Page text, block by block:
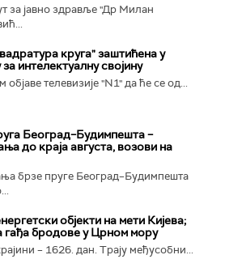
за јавно здравље "Др Милан
круга" заштићена у
интелектуалну својину
објаве телевизије "N1" да ће се од...
Београд–Будимпешта –
до краја августа, возови на
брзе пруге Београд–Будимпешта
објекти на мети Кијева;
гађа бродове у Црном мору
– 1626. дан. Трају међусобни...